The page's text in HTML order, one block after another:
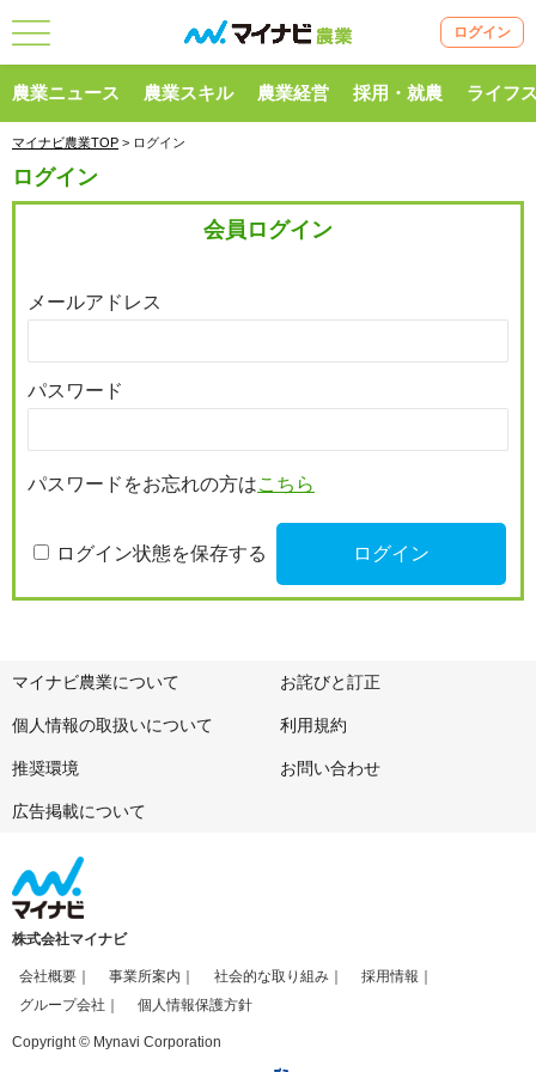
ログイン
農業ニュース 農業スキル 農業経営 採用・就農 ライフ
マイナビ農業TOP > ログイン
ログイン
会員ログイン
メールアドレス
パスワード
パスワードをお忘れの方はこちら
ログイン状態を保存する
マイナビ農業について お詫びと訂正
個人情報の取扱いについて 利用規約
推奨環境 お問い合わせ
広告掲載について
株式会社マイナビ
会社概要 事業所案内 社会的な取り組み
採用情報
グループ会社
個人情報保護方針
Copyright © Mynavi Corporation